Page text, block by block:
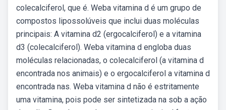
colecalciferol, que é. Weba vitamina d é um grupo de
compostos lipossolúveis que inclui duas moléculas
principais: A vitamina d2 (ergocalciferol) e a vitamina
d3 (colecalciferol). Weba vitamina d engloba duas
moléculas relacionadas, o colecalciferol (a vitamina d
encontrada nos animais) e o ergocalciferol a vitamina d
encontrada nas. Weba vitamina d não é estritamente
uma vitamina, pois pode ser sintetizada na sob a ação